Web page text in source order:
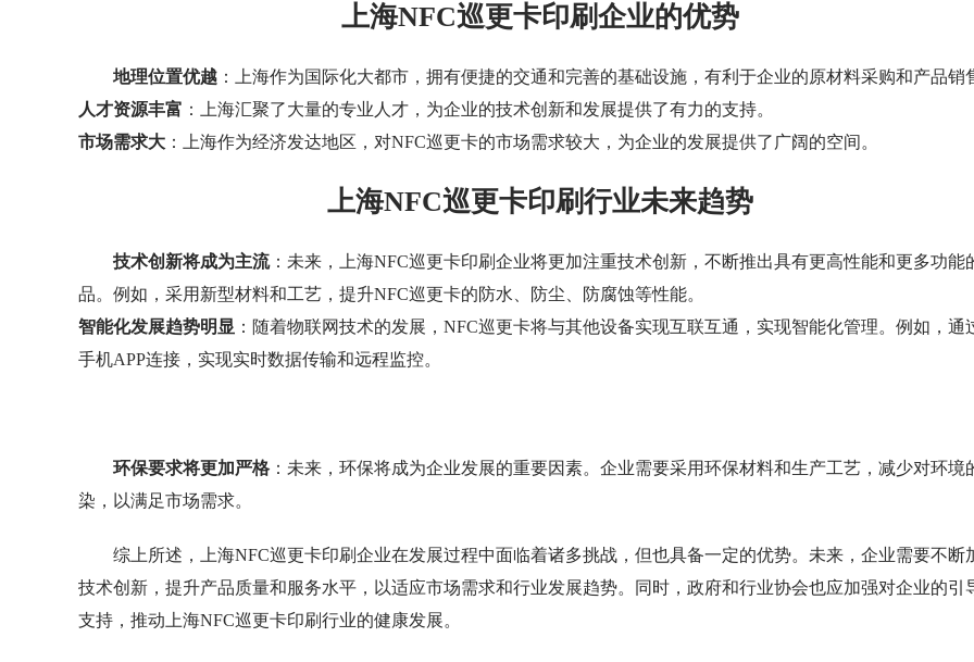
上海NFC巡更卡印刷企业的优势
地理位置优越 ：上海作为国际化大都市，拥有便捷的交通和完善的基础设施，有利于企业的原材料采购和产品销
人才资源丰富 ：上海汇聚了大量的专业人才，为企业的技术创新和发展提供了有力的支持。
市场需求大 ：上海作为经济发达地区，对NFC巡更卡的市场需求较大，为企业的发展提供了广阔的空间。
上海NFC巡更卡印刷行业未来趋势
技术创新将成为主流：未来，上海NFC巡更卡印刷企业将更加注重技术创新，不断推出具有更高性能和更多功能
品。例如，采用新型材料和工艺，提升NFC巡更卡的防水、防尘、防腐蚀等性能。
智能化发展趋势明显 ：随着物联网技术的发展，NFC巡更卡将与其他设备实现互联互通，实现智能化管理。例如，通
手机APP连接，实现实时数据传输和远程监控。
环保要求将更加严格 ：未来，环保将成为企业发展的重要因素。企业需要采用环保材料和生产工艺，减少对环境
染，以满足市场需求。
综上所述，上海NFC巡更卡印刷企业在发展过程中面临着诸多挑战，但也具备一定的优势。未来，企业需要不断
技术创新，提升产品质量和服务水平，以适应市场需求和行业发展趋势。同时，政府和行业协会也应加强对企业的引
支持，推动上海NFC巡更卡印刷行业的健康发展。